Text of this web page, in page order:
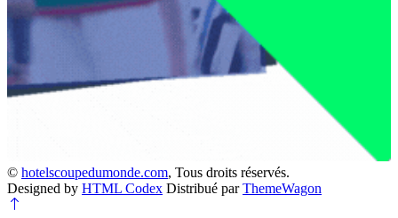
© hotelscoupedumonde.com, Tous droits réservés.
Designed by HTML Codex Distribué parThemeWagon